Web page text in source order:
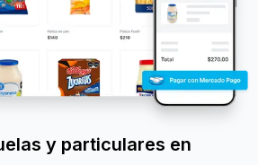
y particulares en